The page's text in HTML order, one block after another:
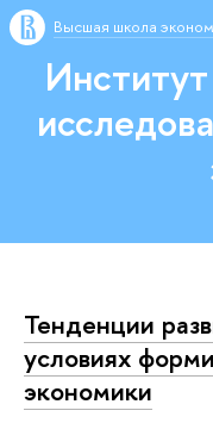
Высшая школа
Тенденции
условиях
экономики